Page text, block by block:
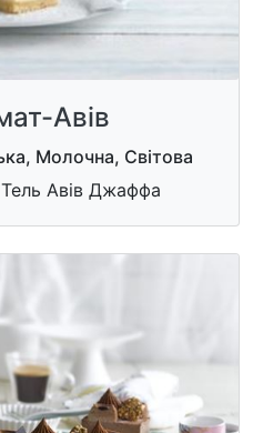
Авів
Молочна, Світова
Авів Джаффа